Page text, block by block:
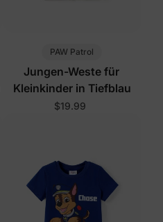
PAW Patrol
Jungen-Weste für
Kleinkinder in Tiefblau
$19.99